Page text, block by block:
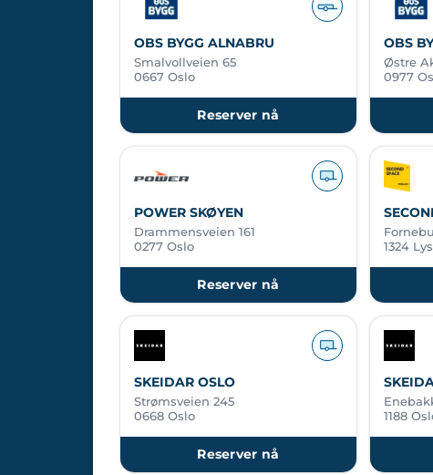
OBS BYGG ALNABRU
Smalvollveien 65
0667 Oslo
Reserver nå
OBS
Østre
0977
POWER SKØYEN
Drammensveien 161
0277 Oslo
Reserver nå
1324
SKEIDAR OSLO
Strømsveien 245
0668 Oslo
Reserver nå
1188